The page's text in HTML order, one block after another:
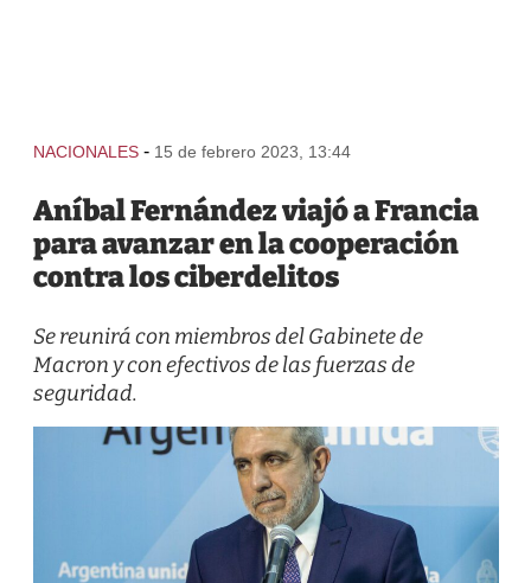
NACIONALES - 15 de febrero 2023, 13:44
Aníbal Fernández viajó a Francia
para avanzar en la cooperación
contra los ciberdelitos
Se reunirá con miembros del Gabinete de
Macron y con efectivos de las fuerzas de
seguridad.